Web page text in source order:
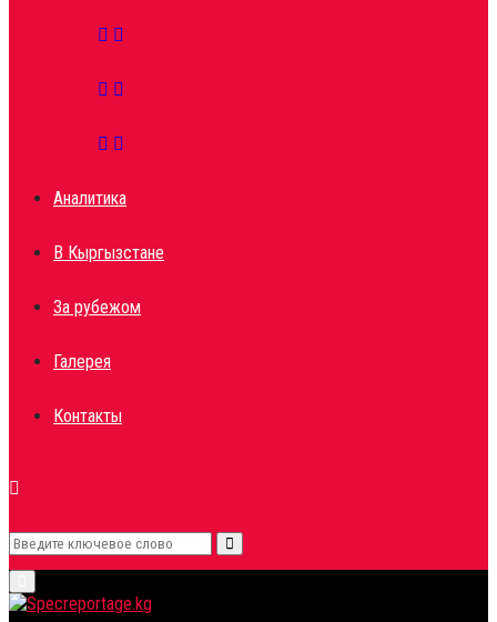
Аналитика
В Кыргызстане
За рубежом
Галерея
Контакты
Search
for:
Search
Menu